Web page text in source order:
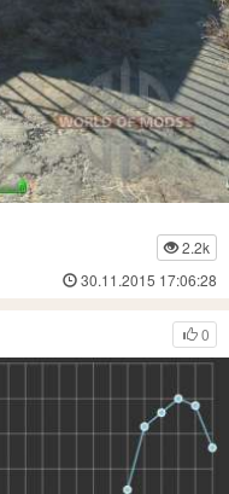
2.2k
30.11.2015 17:06:28
0